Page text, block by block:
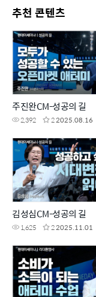
추천 콘텐츠
주진완CM-성공의 길
2,392 22025.08.16
김성심CM-성공의 길
1,625 22025.11.01